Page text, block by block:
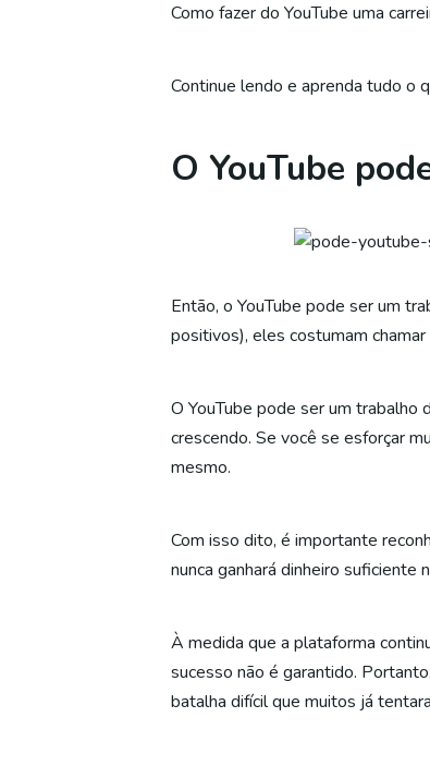
Como fazer do YouTube uma
Continue lendo e aprenda tudo o
O YouTube
Então, o YouTube pode ser um
positivos), eles costumam
O YouTube pode ser um
crescendo. Se você se esforçar
mesmo.
Com isso dito, é importante
nunca ganhará dinheiro suficiente
À medida que a plataforma
sucesso não é garantido.
batalha difícil que muitos já